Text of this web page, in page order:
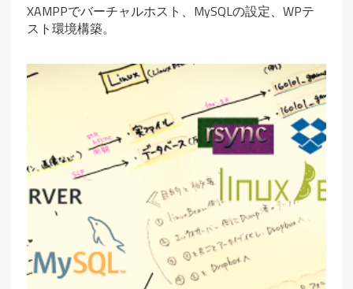
XAMPPでバーチャルホスト、MySQLの設定、WPテ
スト環境構築。